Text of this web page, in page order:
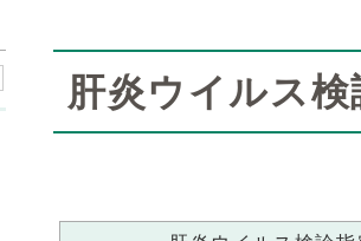
肝炎ウイルス